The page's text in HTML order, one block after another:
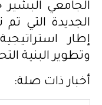
الجامعي
الجديدة التي
إطار
وتطوير البنية
أخبار ذات صلة: